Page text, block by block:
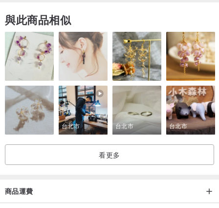
經香港郵政局以 - 平郵郵包 方式寄出, 如需要以簽收掛號 (可追蹤) 形
式寄出,
請務必連同以下補運費選項一起拍下, 免除商品寄失之風險。
www.pinkoi.com/product/kU7O9SS6
♥♥ 海外 - 商品郵寄方式默認為:
經香港郵政局以 - 平郵掛號郵包 方式寄出, 需要簽收 (可追蹤),
以確保商品安全寄送到美美們手上。
產地/製造方式
與此商品相似
台北市 台北市 台北市
看更多
商品運費